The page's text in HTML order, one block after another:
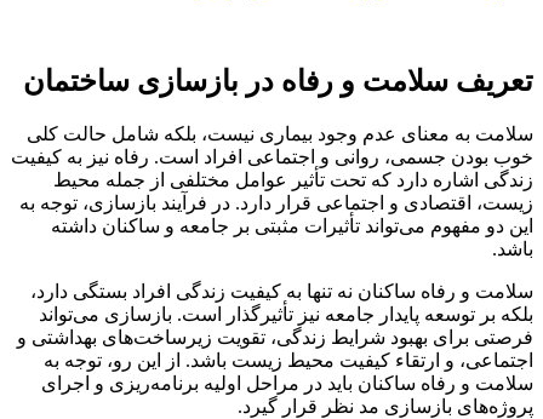
تعریف سلامت و رفاه در بازسازی ساختمان
سلامت به معنای عدم وجود بیماری نیست، بلکه شامل حالت کلی
خوب بودن جسمی، روانی و اجتماعی افراد است. رفاه نیز به کیفیت
زندگی اشاره دارد که تحت تأثیر عوامل مختلفی از جمله محیط
زیست، اقتصادی و اجتماعی قرار دارد. در فرآیند بازسازی، توجه به
این دو مفهوم می‌تواند تأثیرات مثبتی بر جامعه و ساکنان داشته
باشد.
سلامت و رفاه ساکنان نه تنها به کیفیت زندگی افراد بستگی دارد،
بلکه بر توسعه پایدار جامعه نیز تأثیرگذار است. بازسازی می‌تواند
فرصتی برای بهبود شرایط زندگی، تقویت زیرساخت‌های بهداشتی و
اجتماعی، و ارتقاء کیفیت محیط زیست باشد. از این رو، توجه به
سلامت و رفاه ساکنان باید در مراحل اولیه برنامه‌ریزی و اجرای
پروژه‌های بازسازی مد نظر قرار گیرد.